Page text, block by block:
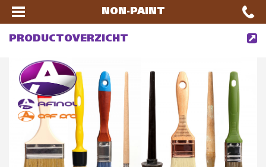
NON-PAINT
PRODUCTOVERZICHT